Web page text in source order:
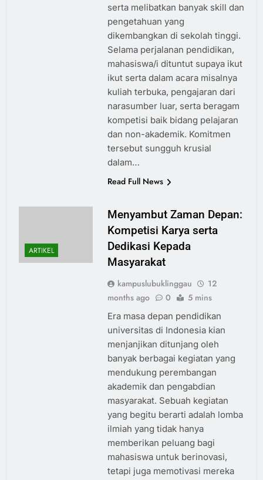
serta melibatkan banyak skill dan
pengetahuan yang
dikembangkan di sekolah tinggi.
Selama perjalanan pendidikan,
mahasiswa/i dituntut supaya ikut
ikut serta dalam acara misalnya
kuliah terbuka, pengajaran dari
narasumber luar, serta beragam
kompetisi baik bidang pelajaran
dan non-akademik. Komitmen
tersebut sungguh krusial
dalam…
Read Full News
ARTIKEL
Menyambut Zaman Depan:
Kompetisi Karya serta
Dedikasi Kepada
Masyarakat
kampuslubuklinggau
12
months ago
0 5 mins
Era masa depan pendidikan
universitas di Indonesia kian
menjanjikan ditunjang oleh
banyak berbagai kegiatan yang
mendukung perembangan
akademik dan pengabdian
masyarakat. Sebuah kegiatan
yang begitu berarti adalah lomba
ilmiah yang tidak hanya
memberikan peluang bagi
mahasiswa untuk berinovasi,
tetapi juga memotivasi mereka